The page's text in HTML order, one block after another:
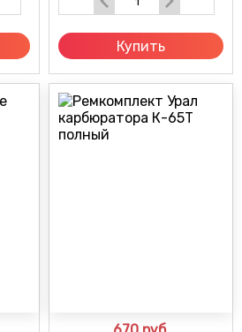
Купить